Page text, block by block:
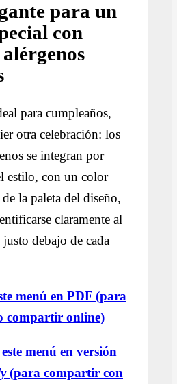
para un
con
para cumpleaños,
otra celebración: los
se integran por
estilo, con un color
la paleta del diseño,
claramente al
justo debajo de cada
menú en PDF (para
compartir online)
menú en versión
(para compartir con